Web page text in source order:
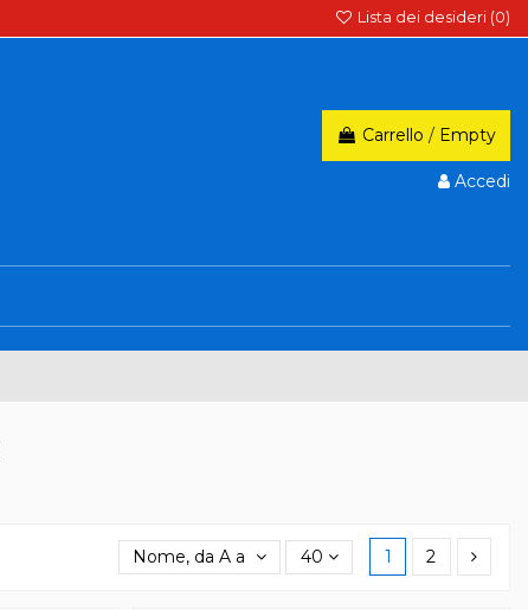
Lista dei desideri (0)
Carrello / Empty
Accedi
Nome, da A a Z 40 1 2